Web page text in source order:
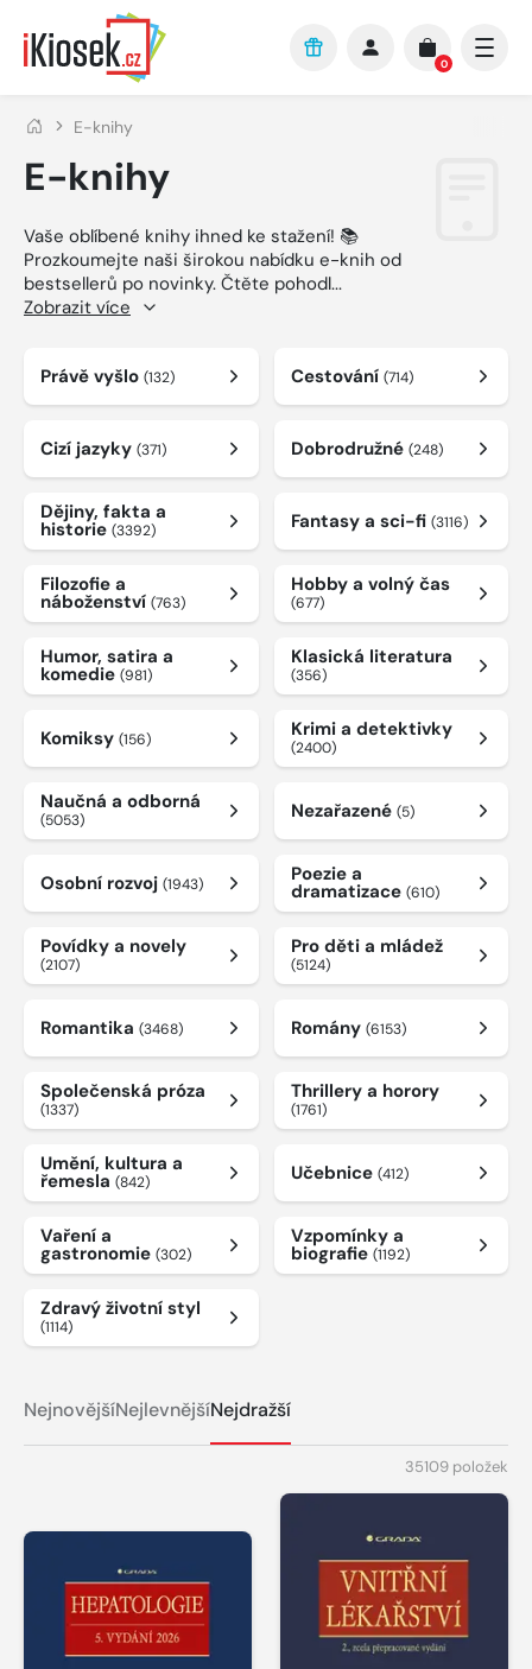
Přejít na hlavní obsah
0
E-knihy
E-knihy
Vaše oblíbené knihy ihned ke stažení! 📚
Prozkoumejte naši širokou nabídku e-knih od
bestsellerů po novinky. Čtěte pohodl...
Zobrazit více
Právě vyšlo (132) Cestování (714)
Cizí jazyky (371) Dobrodružné (248)
Dějiny, fakta a
historie (3392) Fantasy a sci-fi (3116)
Filozofie a
náboženství (763)
Hobby a volný čas
(677)
Humor, satira a
komedie (981)
Klasická literatura
(356)
Komiksy (156) Krimi a detektivky
(2400)
Naučná a odborná
(5053) Nezařazené (5)
Osobní rozvoj (1943) Poezie a
dramatizace (610)
Povídky a novely
(2107)
Pro děti a mládež
(5124)
Romantika (3468) Romány (6153)
Společenská próza
(1337)
Thrillery a horory
(1761)
Umění, kultura a
řemesla (842) Učebnice (412)
Vaření a
gastronomie (302)
Vzpomínky a
biografie (1192)
Zdravý životní styl
(1114)
NejnovějšíNejlevnějšíNejdražší
35109 položek